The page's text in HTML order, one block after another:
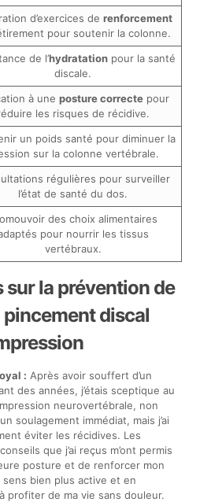
d’exercices derenforcement
pour soutenir la colonne.
de l’hydratationpour la santé
discale.
à uneposture correcte pour
les risques de récidive.
un poids santé pour diminuer la
sur la colonne vertébrale.
régulières pour surveiller
l’état de santé du dos.
des choix alimentaires
pour nourrir les tissus
vertébraux.
sur la prévention de
discal
: Après avoir souffert d’un
des années, j’étais sceptique au
neurovertébrale, non
soulagement immédiat, mais j’ai
éviter les récidives. Les
que j’ai reçus m’ont permis
posture et de renforcer mon
sens bien plus active et en
profiter de ma vie sans douleur.